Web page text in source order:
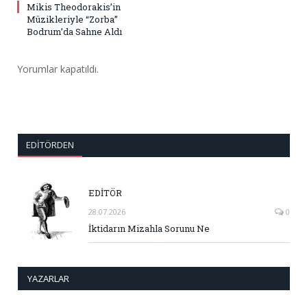
Mikis Theodorakis’in
Müzikleriyle “Zorba”
Bodrum’da Sahne Aldı
Yorumlar kapatıldı.
EDITÖRDEN
EDİTÖR
28.07.2026 0
İktidarın Mizahla Sorunu Ne
YAZARLAR